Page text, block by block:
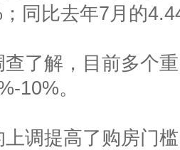
同比去年7月的
解，目前多个重
10%。
提高了购房门槛